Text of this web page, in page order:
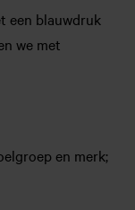
een blauwdruk
we met
en merk;